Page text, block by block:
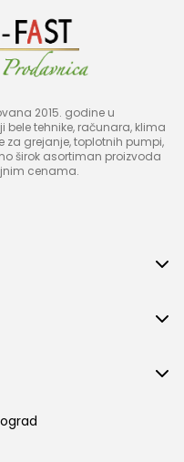
2015. godine u
tehnike, računara, klima
za grejanje, toplotnih pumpi,
širok asortiman proizvoda
cenama.